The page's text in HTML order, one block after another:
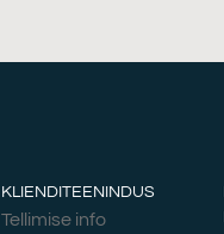
KLIENDITEENINDUS
Tellimise info